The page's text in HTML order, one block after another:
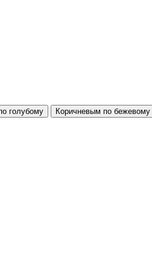
голубому Коричневым по бежевому